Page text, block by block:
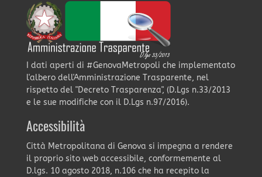
I dati aperti di #GenovaMetropoli che implementato
l'albero dell'Amministrazione Trasparente, nel
rispetto del "Decreto Trasparenza", (D.Lgs n.33/2013
e le sue modifiche con il D.Lgs n.97/2016).
Accessibilità
Città Metropolitana di Genova si impegna a rendere
il proprio sito web accessibile, conformemente al
D.lgs. 10 agosto 2018, n.106 che ha recepito la